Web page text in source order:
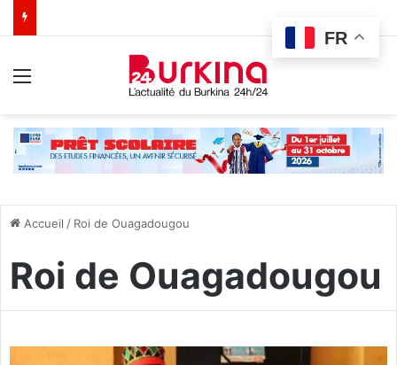
Accueil / Roi de Ouagadougou
Roi de Ouagadougou
FR